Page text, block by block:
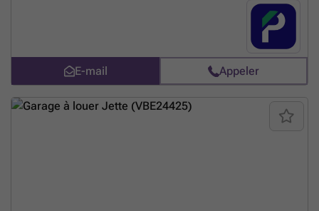
Warland, ce parking est facile d'accès. Si vous souhaitez opter pour
une solution de stationnement longue durée à Jette, visitez notre site
et réservez en ligne en un simple click ! Vous pouvez réserver
%20jette/rue-uyttenhove-33-jette-2724?
utm_source=ubiflow&utm_medium=referral&utm_campaign=parking
_listing&utm_content=beEn savoir plus ?
E-mail Appeler